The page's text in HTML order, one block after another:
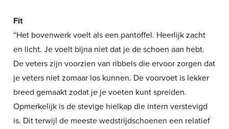
Fit
“Het bovenwerk voelt als een pantoffel. Heerlijk zacht
en licht. Je voelt bijna niet dat je de schoen aan hebt.
De veters zijn voorzien van ribbels die ervoor zorgen dat
je veters niet zomaar los kunnen. De voorvoet is lekker
breed gemaakt zodat je je voeten kunt spreiden.
Opmerkelijk is de stevige hielkap die intern verstevigd
is. Dit terwijl de meeste wedstrijdschoenen een relatief